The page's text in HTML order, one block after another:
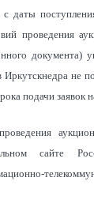
даты
проведения
документа)
не
подачи заявок
сайте